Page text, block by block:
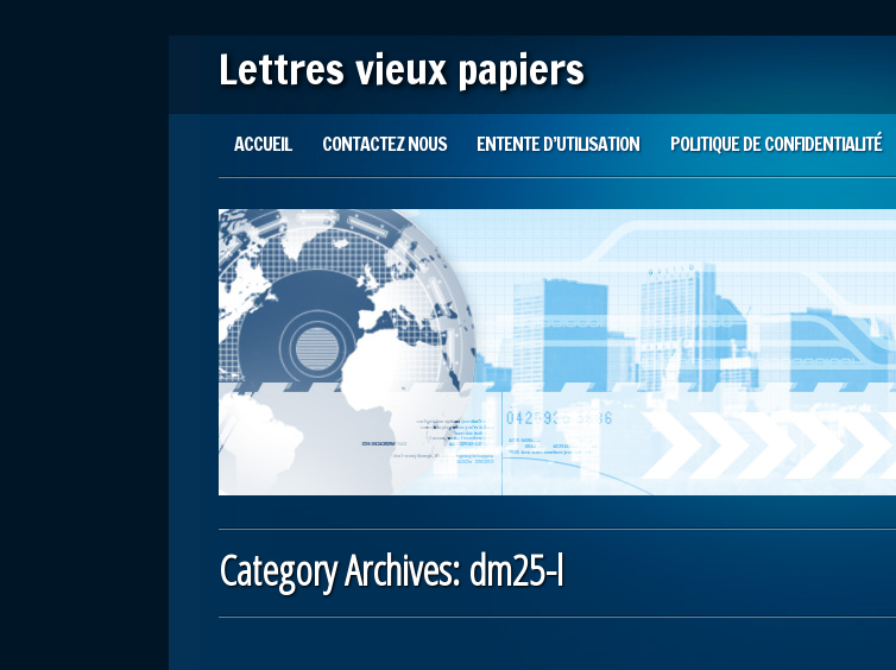
Lettres vieux papiers
Main menu
ACCUEIL CONTACTEZ NOUS ENTENTE D’UTILISATION POLITIQUE DE CONFIDENTIALITÉ
Category Archives:dm25-l